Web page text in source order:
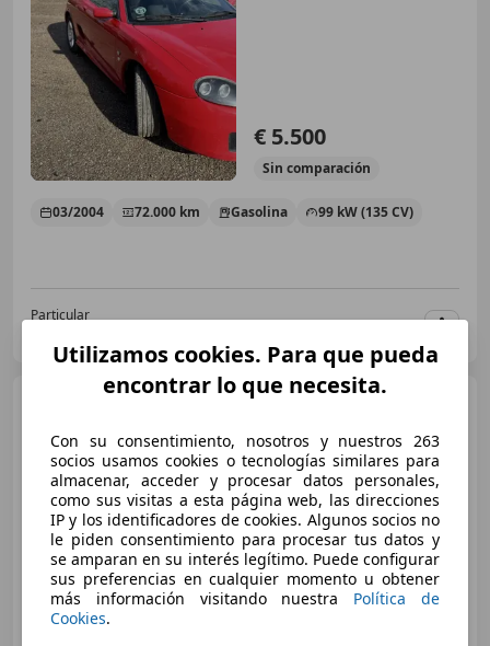
€ 5.500
Sin comparación
03/2004 72.000 km Gasolina 99 kW (135 CV)
Particular
MG TF
€ 5.000
Sincomparación
08/2003 54.000 km Gasolina 84 kW (114 CV)
Utilizamos cookies. Para que pueda
encontrar lo que necesita.
Con su consentimiento, nosotros y nuestros 263
socios usamos cookies o tecnologías similares para
almacenar, acceder y procesar datos personales,
como sus visitas a esta página web, las direcciones
IP y los identificadores de cookies. Algunos socios no
le piden consentimiento para procesar tus datos y
se amparan en su interés legítimo. Puede configurar
sus preferencias en cualquier momento u obtener
más información visitando nuestra Política de
Cookies.